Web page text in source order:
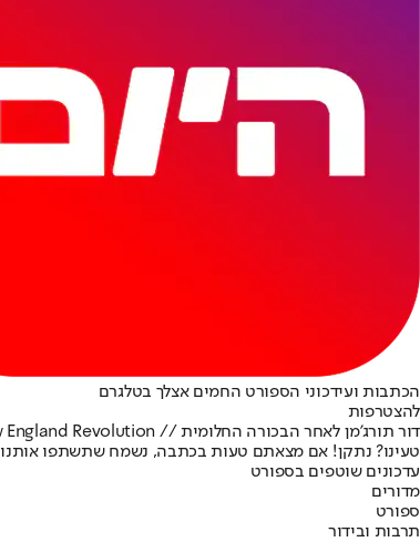
הכתבות ועידכוני הספורט החמים אצלך בטלגרם
להצטרפות
דור תורג'מן לאחר הבכורה החלומית // New England Revolution
טעינו? נתקן! אם מצאתם טעות בכתבה, נשמח שתשתפו אותנו
עדכונים שוטפים בספורט
מדורים
ספורט
תרבות ובידור